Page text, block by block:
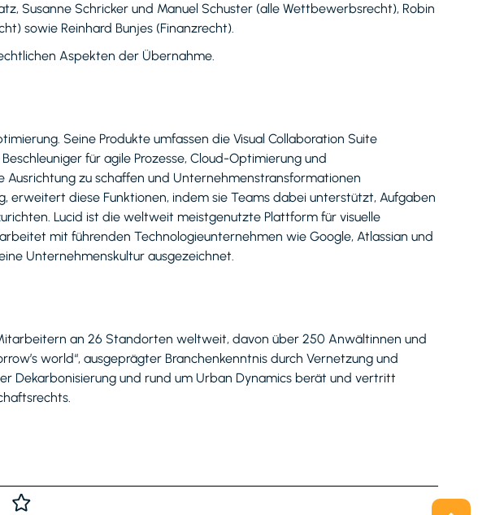
Susanne Schricker und Manuel Schuster (alle Wettbewerbsrecht), Robin
sowie Reinhard Bunjes (Finanzrecht).
Aspekten der Übernahme.
Seine Produkte umfassen die Visual Collaboration Suite
für agile Prozesse, Cloud-Optimierung und
zu schaffen und Unternehmenstransformationen
diese Funktionen, indem sie Teams dabei unterstützt, Aufgaben
Lucid ist die weltweit meistgenutzte Plattform für visuelle
mit führenden Technologieunternehmen wie Google, Atlassian und
Unternehmenskultur ausgezeichnet.
an 26 Standorten weltweit, davon über 250 Anwältinnen und
world“, ausgeprägter Branchenkenntnis durch Vernetzung und
Dekarbonisierung und rund um Urban Dynamics berät und vertritt